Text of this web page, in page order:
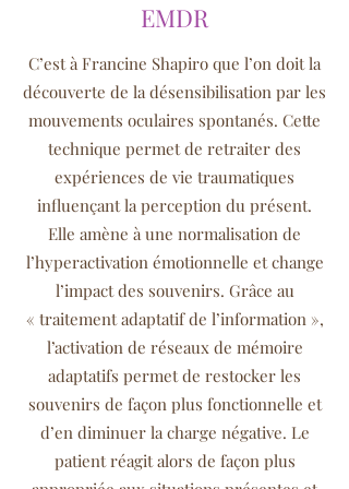
EMDR
C’est à Francine Shapiro que l’on doit la
découverte de la désensibilisation par les
mouvements oculaires spontanés. Cette
technique permet de retraiter des
expériences de vie traumatiques
influençant la perception du présent.
Elle amène à une normalisation de
l’hyperactivation émotionnelle et change
l’impact des souvenirs. Grâce au
« traitement adaptatif de l’information »,
l’activation de réseaux de mémoire
adaptatifs permet de restocker les
souvenirs de façon plus fonctionnelle et
d’en diminuer la charge négative. Le
patient réagit alors de façon plus